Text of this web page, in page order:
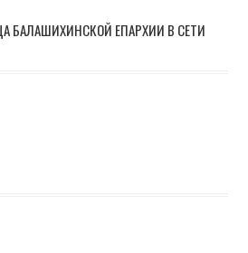
БАЛАШИХИНСКОЙ ЕПАРХИИ В СЕТИ